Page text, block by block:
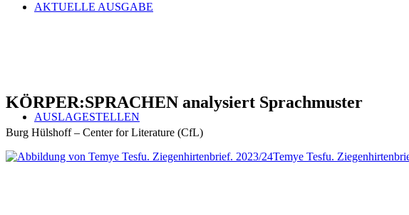
AKTUELLE AUSGABE
AUSLAGESTELLEN
KÖRPER:SPRACHEN analysiert Sprachmuster
Burg Hülshoff – Center for Literature (CfL)
Temye Tesfu.